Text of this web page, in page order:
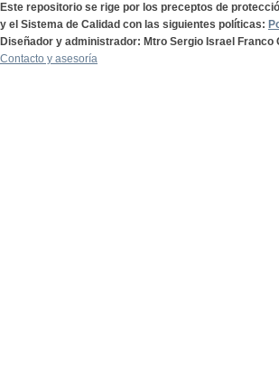
Este repositorio se rige por los preceptos de
y el Sistema de Calidad con las siguientes políticas:
Diseñador y administrador: Mtro Sergio Israel Franco
Contacto y asesoría